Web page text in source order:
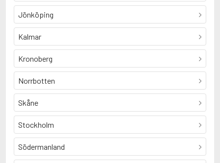
Jönköping
Kalmar
Kronoberg
Norrbotten
Skåne
Stockholm
Södermanland